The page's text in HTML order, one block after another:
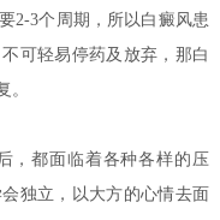
3个周期，所以白癜风患
可轻易停药及放弃，那白
。
都面临着各种各样的压
独立，以大方的心情去面